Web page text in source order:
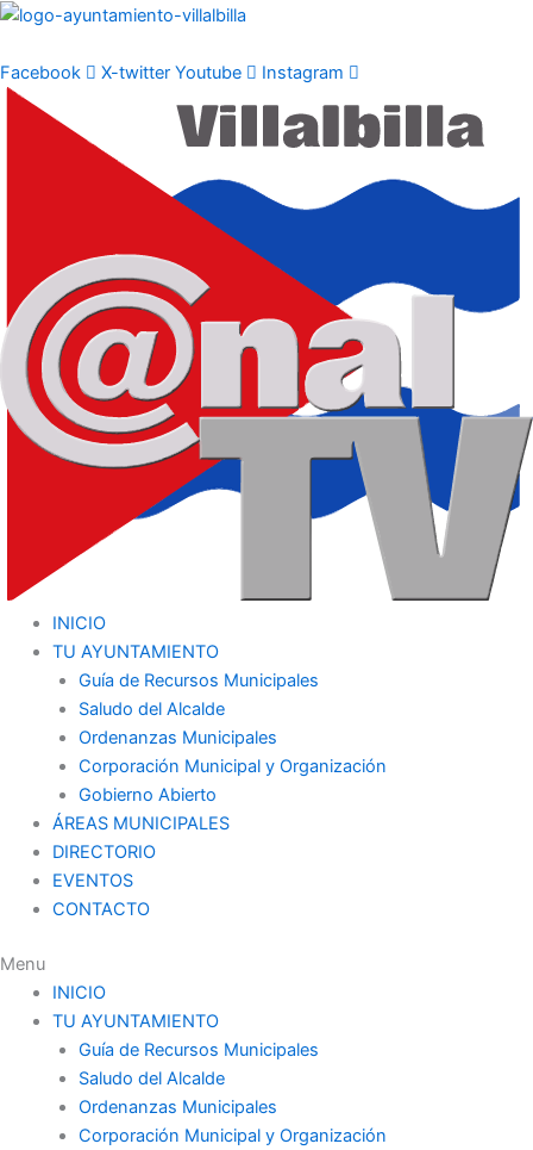
Ir
contenido
Facebook X-twitter Youtube Instagram
INICIO
TU AYUNTAMIENTO
Guía de Recursos Municipales
Saludo del Alcalde
Ordenanzas Municipales
Corporación Municipal y Organización
Gobierno Abierto
ÁREAS MUNICIPALES
DIRECTORIO
EVENTOS
CONTACTO
Menu
INICIO
TU AYUNTAMIENTO
Guía de Recursos Municipales
Saludo del Alcalde
Ordenanzas Municipales
Corporación Municipal y Organización